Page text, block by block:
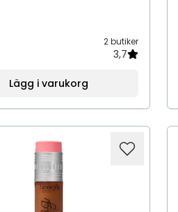
2 butiker
3,7
Lägg i varukorg